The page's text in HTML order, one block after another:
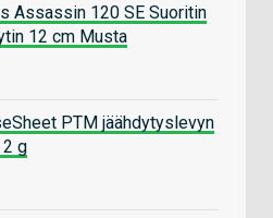
Assassin 120 SE Suoritin
12 cm Musta
PTM jäähdytyslevyn
g